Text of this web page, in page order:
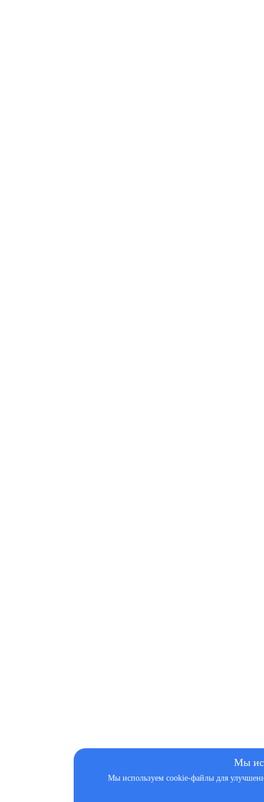
Мы
Мы используем cookie-файлы для